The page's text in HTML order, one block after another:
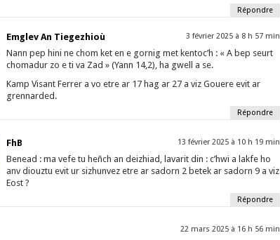
Répondre
Emglev An Tiegezhioù 3 février 2025 à 8 h 57 min
Nann pep hini ne chom ket en e gornig met kentoc’h : « A bep seurt
chomadur zo e ti va Zad » (Yann 14,2), ha gwell a se.
Kamp Visant Ferrer a vo etre ar 17 hag ar 27 a viz Gouere evit ar
grennarded.
Répondre
FhB 13 février 2025 à 10 h 19 min
Benead : ma vefe tu heñch an deizhiad, lavarit din : c’hwi a lakfe ho
anv diouztu evit ur sizhunvez etre ar sadorn 2 betek ar sadorn 9 a viz
Eost ?
Répondre
22 mars 2025 à 16 h 56 min